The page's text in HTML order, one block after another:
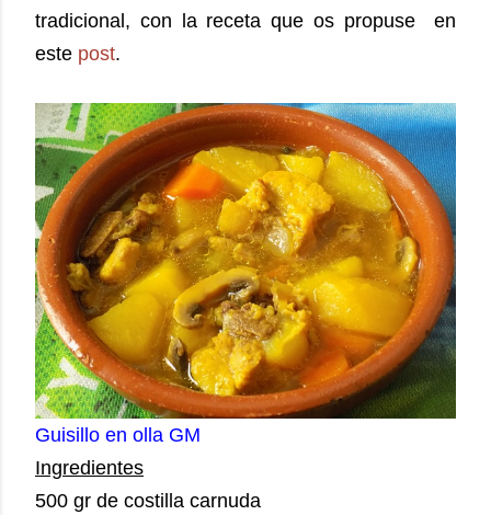
tradicional, con la receta que os propuse en
este post.
Guisillo en olla GM
Ingredientes
500 gr de costilla carnuda